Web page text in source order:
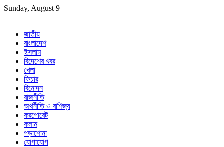
Skip
Sunday, August 9
জাতীয়
বাংলাদেশ
ইসলাম
বিদেশের খবর
খেলা
ফিচার
বিনোদন
রাজনীতি
অর্থনীতি ও বাণিজ্য
করপোরেট
কলাম
পড়াশোনা
যোগাযোগ